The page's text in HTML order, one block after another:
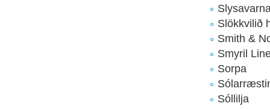
Slökkvilið
Smith &
Smyril
Sorpa
Sóllilja